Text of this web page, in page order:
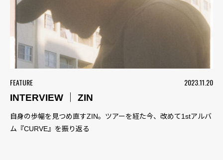
FEATURE
2023.11.20
INTERVIEW ｜ ZIN
自身の歩幅を見つめ直すZIN。ツアーを経た今、改めて1stアルバ
ム『CURVE』を振り返る